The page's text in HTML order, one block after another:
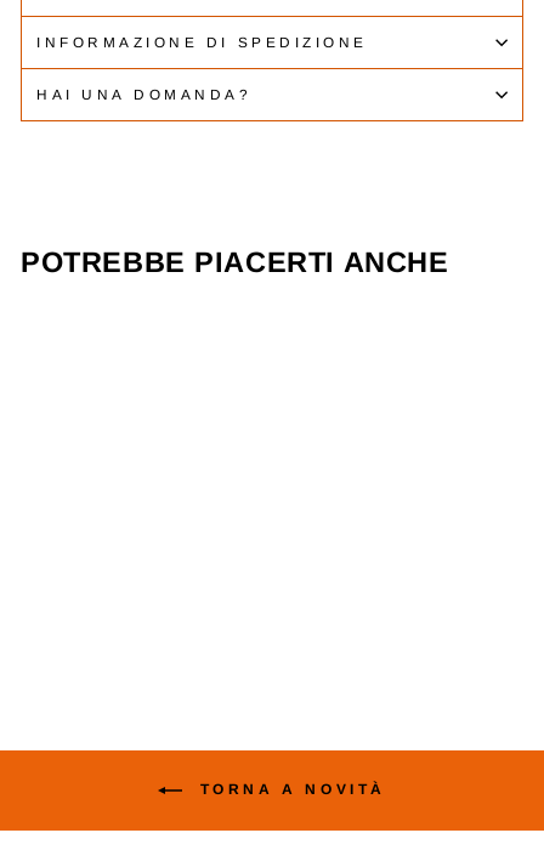
INFORMAZIONE DI SPEDIZIONE
HAI UNA DOMANDA?
POTREBBE PIACERTI ANCHE
TORNA A NOVITÀ